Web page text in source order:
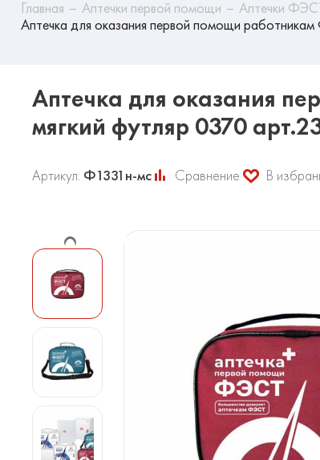
Главная Аптечки первой помощи Аптечки
Аптечка для оказания первой помощи
Аптечка для оказания
мягкий футляр 0370
Артикул: Ф1331н-мс Сравнение В